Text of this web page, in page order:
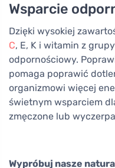
Wsparcie
Dzięki wysokiej
C, E, K i witamin z
odpornościowy.
pomaga poprawić
organizmowi więcej
świetnym wsparciem
zmęczone lub
Wypróbuj nasze